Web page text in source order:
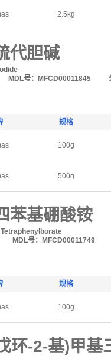
2.5kg
代胆碱
MDL号：MFCD00011845
规格
100g
500g
苯基硼酸铵
MDL号：MFCD00011749
规格
100g
环-2-基)甲基